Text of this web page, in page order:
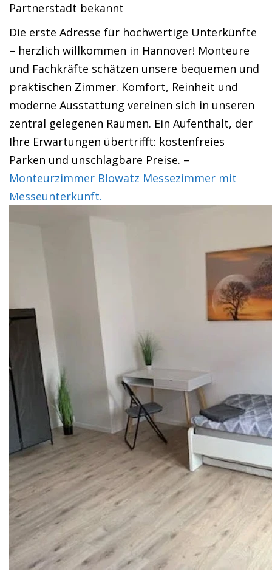
Partnerstadt bekannt
Die erste Adresse für hochwertige Unterkünfte
– herzlich willkommen in Hannover! Monteure
und Fachkräfte schätzen unsere bequemen und
praktischen Zimmer. Komfort, Reinheit und
moderne Ausstattung vereinen sich in unseren
zentral gelegenen Räumen. Ein Aufenthalt, der
Ihre Erwartungen übertrifft: kostenfreies
Parken und unschlagbare Preise. –
Monteurzimmer Blowatz Messezimmer mit
Messeunterkunft.